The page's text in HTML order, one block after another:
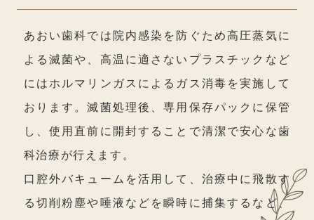
あおい歯科では院内感染を防ぐため高圧蒸気に
よる滅菌や、高温に適さないプラスチックなど
にはホルマリンガスによるガス消毒を実施して
おります。滅菌処理後、専用保存パックに保管
し、使用直前に開封することで清潔で安心な歯
科治療が行えます。
口腔外バキュームを活用して、治療中に飛散す
る切削粉塵や唾液などを瞬時に捕集するなど、